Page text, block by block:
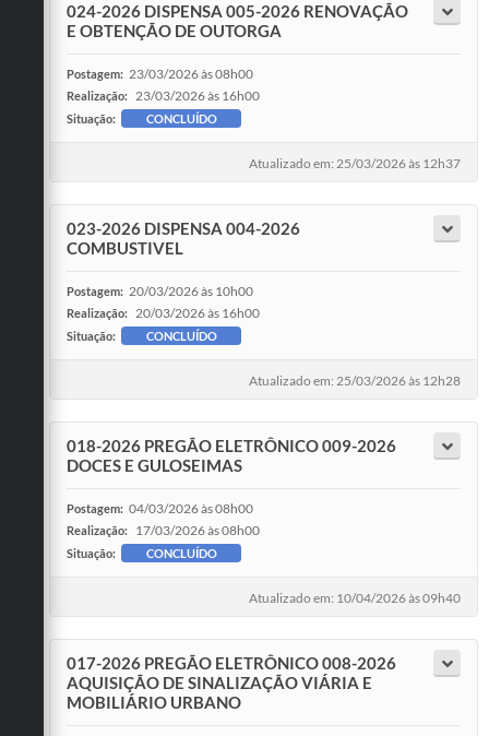
024-2026 DISPENSA 005-2026 RENOVAÇÃO
E OBTENÇÃO DE OUTORGA
Postagem: 23/03/2026 às 08h00
Realização: 23/03/2026 às 16h00
Situação: CONCLUÍDO
Atualizado em: 25/03/2026 às 12h37
023-2026 DISPENSA 004-2026
COMBUSTIVEL
Postagem: 20/03/2026 às 10h00
Realização: 20/03/2026 às 16h00
Situação: CONCLUÍDO
Atualizado em: 25/03/2026 às 12h28
018-2026 PREGÃO ELETRÔNICO 009-2026
DOCES E GULOSEIMAS
Postagem: 04/03/2026 às 08h00
Realização: 17/03/2026 às 08h00
Situação: CONCLUÍDO
Atualizado em: 10/04/2026 às 09h40
017-2026 PREGÃO ELETRÔNICO 008-2026
AQUISIÇÃO DE SINALIZAÇÃO VIÁRIA E
MOBILIÁRIO URBANO